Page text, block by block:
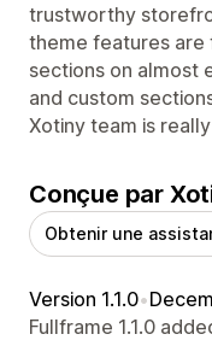
trustworthy
theme features are
sections on almost
and custom
Xotiny team is
Conçue par
Obtenir une
Version 1.1.0•
Fullframe 1.1.0